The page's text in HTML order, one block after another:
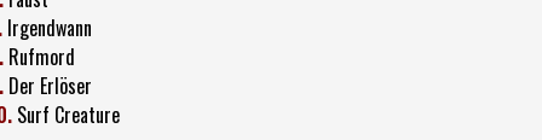
Irgendwann
Rufmord
Der Erlöser
Surf Creature